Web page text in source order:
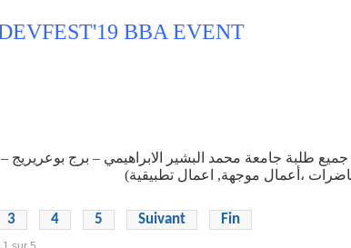
BBA EVENT
،أعمال موجهة, اعمال تطبيقية)
3 4 5 Suivant Fin